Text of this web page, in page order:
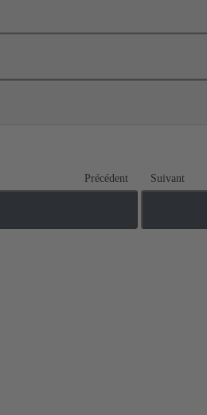
Précédent Suivant